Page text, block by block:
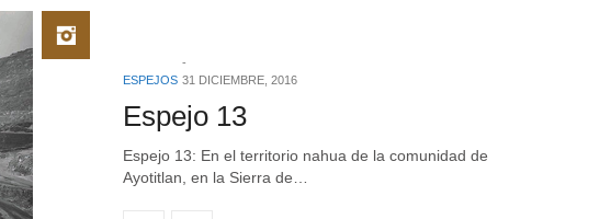
ESPEJOS 31 DICIEMBRE, 2016
Espejo 13
Espejo 13: En el territorio nahua de la comunidad de
Ayotitlan, en la Sierra de…